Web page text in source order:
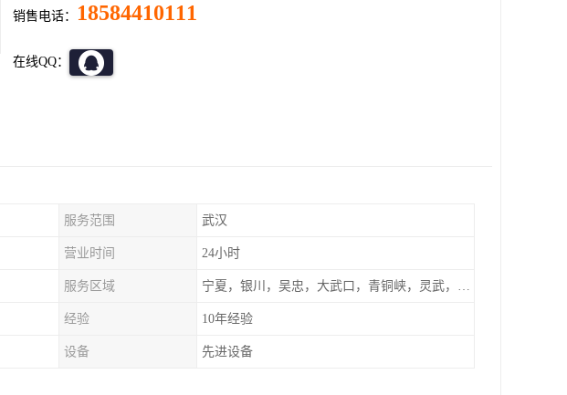
销售电话： 18584410111
在线QQ：
服务范围 武汉
营业时间 24小时
服务区域 宁夏，银川，吴忠，大武口，青铜峡，灵武，兰州，左旗
经验 10年经验
设备 先进设备